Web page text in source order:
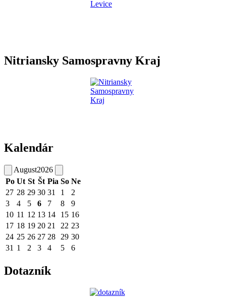
Nitriansky Samospravny Kraj
Kalendár
August2026
Po Ut St Št Pia So Ne
27 28 29 30 31 1
2
3
4 5 6 7 8
9
10 11 12 13 14 15 16
17 18 19 20 21 22 23
24 25 26 27 28 29 30
31 1 2 3 4 5 6
Dotazník